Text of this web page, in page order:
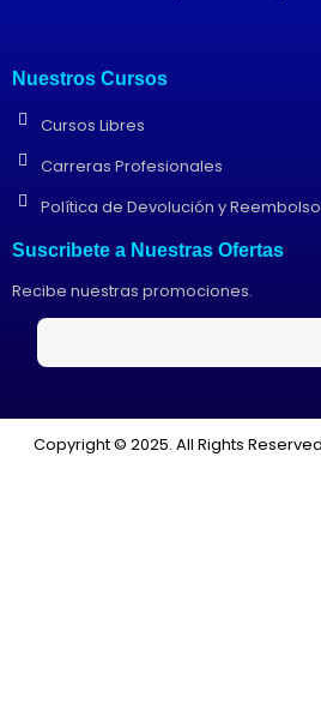
Nuestros Cursos
Cursos Libres
Carreras Profesionales
Política de Devolución y
Suscribete a Nuestras Ofertas
Recibe nuestras promociones.
Copyright © 2025. All Rights